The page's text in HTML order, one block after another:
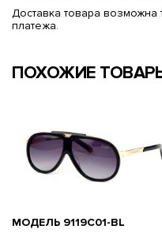
Доставка товара
платежа.
ПОХОЖИЕ
МОДЕЛЬ 9119С01-BL